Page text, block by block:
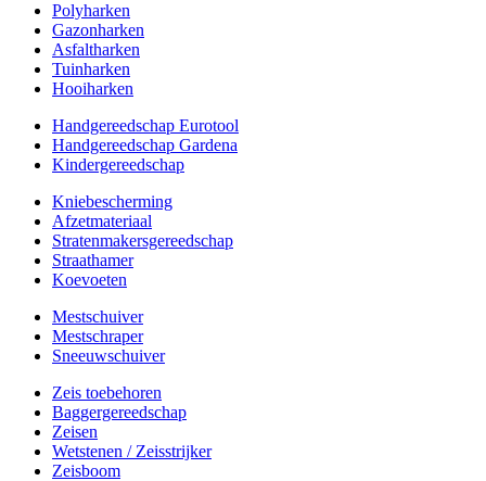
Polyharken
Gazonharken
Asfaltharken
Tuinharken
Hooiharken
Handgereedschap Eurotool
Handgereedschap Gardena
Kindergereedschap
Kniebescherming
Afzetmateriaal
Stratenmakersgereedschap
Straathamer
Koevoeten
Mestschuiver
Mestschraper
Sneeuwschuiver
Zeis toebehoren
Baggergereedschap
Zeisen
Wetstenen / Zeisstrijker
Zeisboom